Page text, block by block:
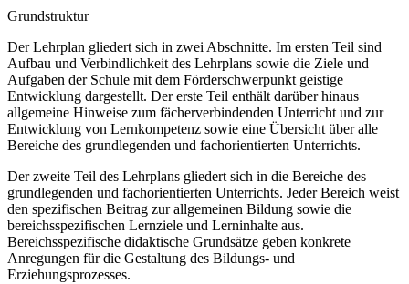
Grundstruktur
Der Lehrplan gliedert sich in zwei Abschnitte. Im ersten Teil sind
Aufbau und Verbindlichkeit des Lehrplans sowie die Ziele und
Aufgaben der Schule mit dem Förderschwerpunkt geistige
Entwicklung dargestellt. Der erste Teil enthält darüber hinaus
allgemeine Hinweise zum fächerverbindenden Unterricht und zur
Entwicklung von Lernkompetenz sowie eine Übersicht über alle
Bereiche des grundlegenden und fachorientierten Unterrichts.
Der zweite Teil des Lehrplans gliedert sich in die Bereiche des
grundlegenden und fachorientierten Unterrichts. Jeder Bereich weist
den spezifischen Beitrag zur allgemeinen Bildung sowie die
bereichsspezifischen Lernziele und Lerninhalte aus.
Bereichsspezifische didaktische Grundsätze geben konkrete
Anregungen für die Gestaltung des Bildungs- und
Erziehungsprozesses.